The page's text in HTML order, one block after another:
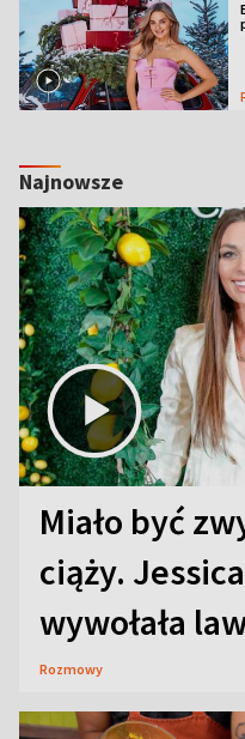
Najnowsze
Miało być
ciąży.
wywołała
Rozmowy